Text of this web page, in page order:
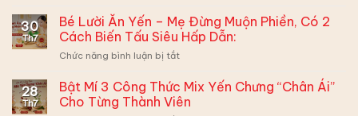
Đề:
Lần
Đầu
Ra
–
Ghi
30
Th7
Bé Lười Ăn Yến – Mẹ Đừng Muộn Phiền, Có 2
Cách Biến Tấu Siêu Hấp Dẫn:
Chức năng bình luận bị tắtở
Lười
Ăn
Yến
28
Th7
Bật Mí 3 Công Thức Mix Yến Chưng “Chân Ái”
Cho Từng Thành Viên